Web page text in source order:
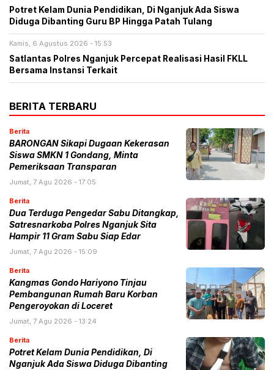
Potret Kelam Dunia Pendidikan, Di Nganjuk Ada Siswa
Diduga Dibanting Guru BP Hingga Patah Tulang
Kamis, 6 Agustus 2026 - 15:53
Satlantas Polres Nganjuk Percepat Realisasi Hasil FKLL
Bersama Instansi Terkait
BERITA TERBARU
Berita
BARONGAN Sikapi Dugaan Kekerasan
Siswa SMKN 1 Gondang, Minta
Pemeriksaan Transparan
Jumat, 7 Agu 2026 - 17:05
Berita
Dua Terduga Pengedar Sabu Ditangkap,
Satresnarkoba Polres Nganjuk Sita
Hampir 11 Gram Sabu Siap Edar
Jumat, 7 Agu 2026 - 15:09
Berita
Kangmas Gondo Hariyono Tinjau
Pembangunan Rumah Baru Korban
Pengeroyokan di Loceret
Jumat, 7 Agu 2026 - 13:24
Berita
Potret Kelam Dunia Pendidikan, Di
Nganjuk Ada Siswa Diduga Dibanting